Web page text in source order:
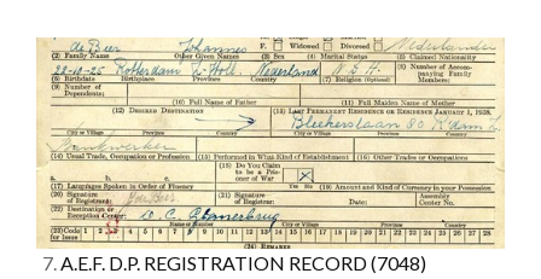
7.A.E.F. D.P. REGISTRATION RECORD(7048)